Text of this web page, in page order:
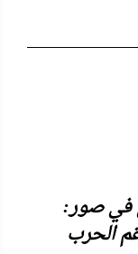
في صور:
الحرب